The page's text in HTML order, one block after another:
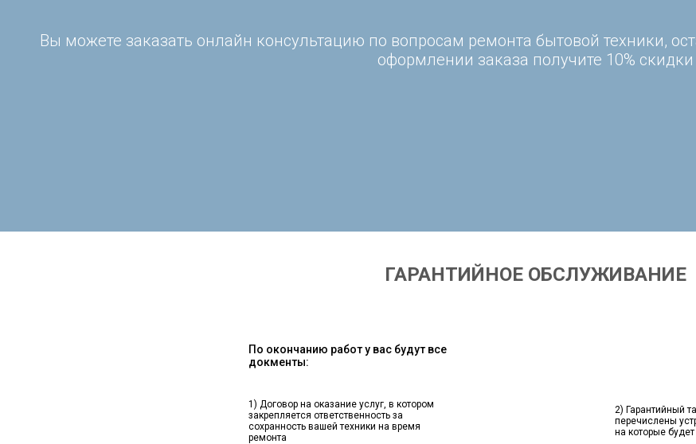
Вы можете заказать онлайн консультацию по вопросам ремонта бытовой техники,
оформлении заказа получите 10% скидки
ГАРАНТИЙНОЕ ОБСЛУЖИВАНИЕ
По окончанию работ у вас будут все
докменты:
1) Договор на оказание услуг, в котором
закрепляется ответственность за
сохранность вашей техники на время
ремонта
2) Гарантийный
перечислены
на которые